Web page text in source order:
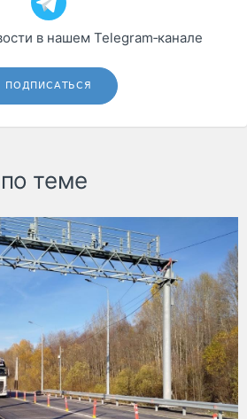
в нашем Telegram‑канале
ПОДПИСАТЬСЯ
теме